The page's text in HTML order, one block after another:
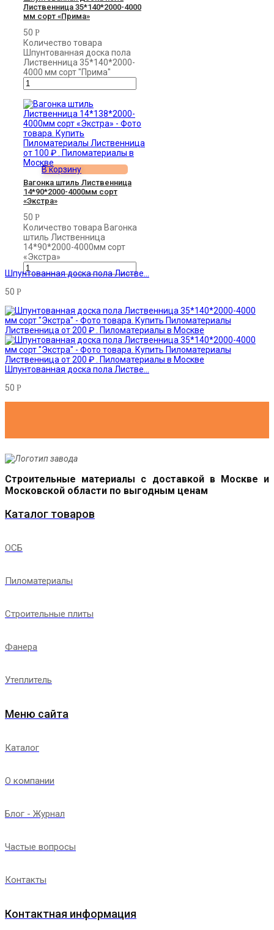
Лиственница 35*140*2000-4000
мм сорт «Прима»
50 Р
Количество товара
Шпунтованная доска пола
Лиственница 35*140*2000-
4000 мм сорт "Прима"
В корзину
Вагонка штиль Лиственница
14*90*2000-4000мм сорт
«Экстра»
50 Р
Количество товара Вагонка
штиль Лиственница
14*90*2000-4000мм сорт
«Экстра»
Шпунтованная доска пола Листве...
50 Р
Шпунтованная доска пола Листве...
50 Р
Строительные материалы с доставкой в Москве и
Московской области по выгодным ценам
Каталог товаров
ОСБ
Пиломатериалы
Строительные плиты
Фанера
Утеплитель
Меню сайта
Каталог
О компании
Блог - Журнал
Частые вопросы
Контакты
Контактная информация